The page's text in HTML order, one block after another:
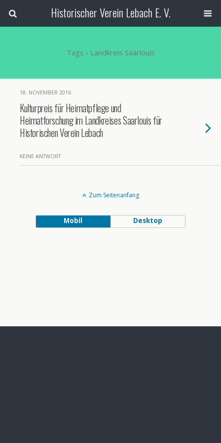
Historischer Verein Lebach E. V.
Tags › Landkreis Saarlouis
18. NOVEMBER 2016
Kulturpreis für Heimatpflege und
Heimatforschung im Landkreises Saarlouis für
Historischen Verein Lebach
KEINE ANTWORT
Zum Seitenanfang
Mobil Desktop